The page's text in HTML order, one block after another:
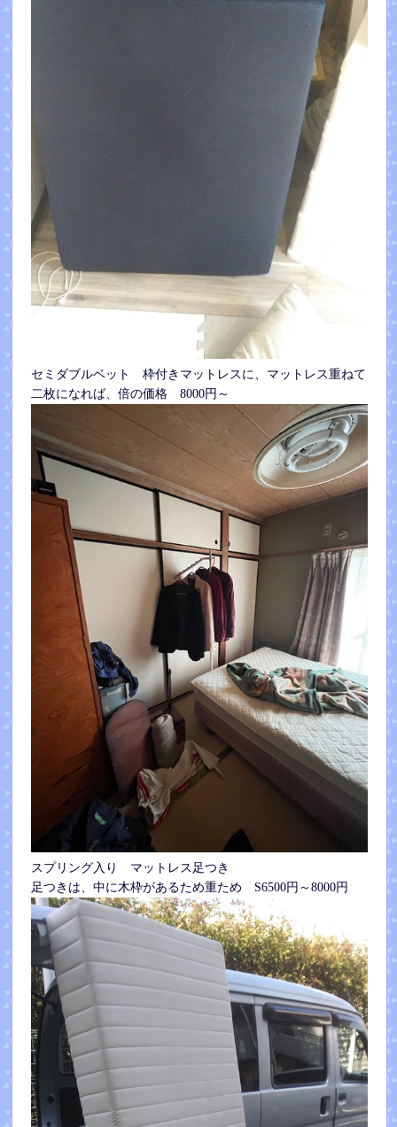
セミダブルベット 枠付きマットレスに、マットレス重ねて
二枚になれば、倍の価格 8000円～
スプリング入り マットレス足つき
足つきは、中に木枠があるため重ため S6500円～8000円